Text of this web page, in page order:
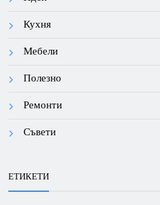
Кухня
Мебели
Полезно
Ремонти
Съвети
ЕТИКЕТИ